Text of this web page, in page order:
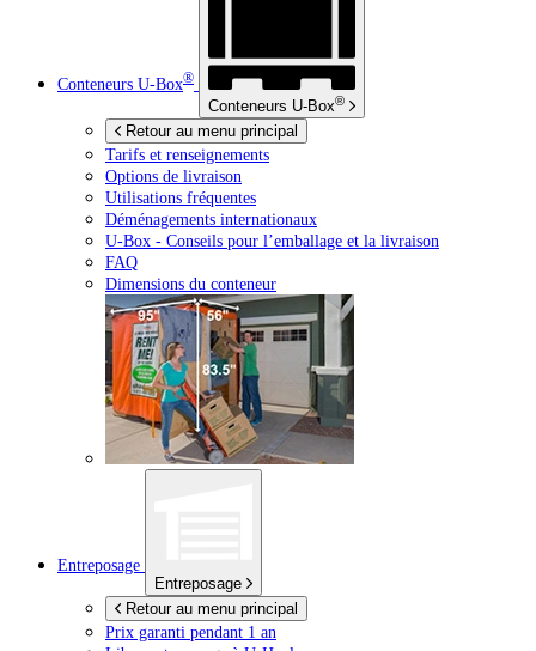
Conteneurs U-Box®
Conteneurs U-Box®
Retour au menu principal
Tarifs et renseignements
Options de livraison
Utilisations fréquentes
Déménagements internationaux
U-Box - Conseils pour l’emballage et la livraison
FAQ
Dimensions du conteneur
Entreposage
Entreposage
Retour au menu principal
Prix garanti pendant 1 an